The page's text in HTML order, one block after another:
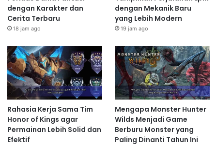
dengan Karakter dan
Cerita Terbaru
18 jam ago
dengan Mekanik Baru
yang Lebih Modern
19 jam ago
Rahasia Kerja Sama Tim
Honor of Kings agar
Permainan Lebih Solid dan
Efektif
Mengapa Monster Hunter
Wilds Menjadi Game
Berburu Monster yang
Paling Dinanti Tahun Ini